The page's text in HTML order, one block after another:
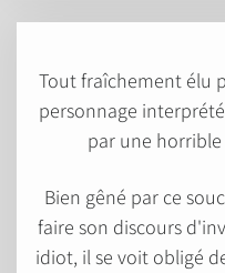
Tout fraîchement élu
personnage
par une
Bien gêné par ce
faire son discours
idiot, il se voit obligé